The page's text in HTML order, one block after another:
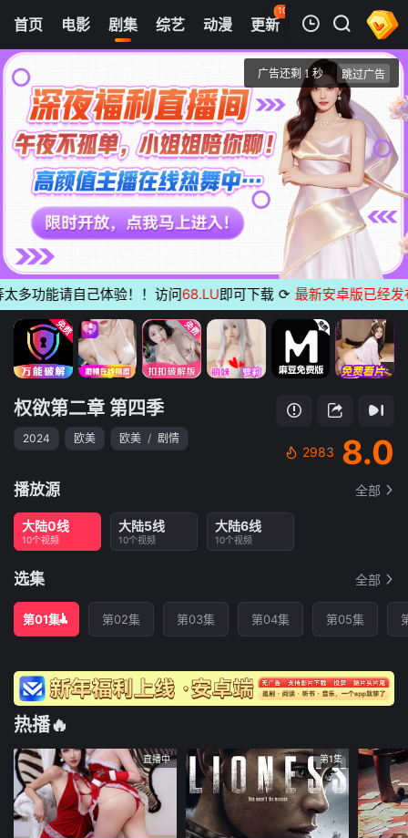
首页 电影 剧集 综艺 动漫 更新
106
热榜 APP
第01集
权欲第二章 第四季
清空
功能请自己体验！！访问68.LU即可下载 ⟳ 最新安卓版已经发布
权欲第二章 第四季
2024 欧美 欧美 / 剧情
2983 8.0
播放源 全部
大陆0线
10个视频
大陆5线
10个视频
大陆6线
10个视频
选集 全部
第01集 第02集 第03集 第04集 第05集
热播🔥
直播中 第1集